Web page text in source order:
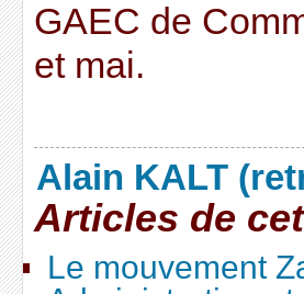
GAEC de
et mai.
Alain KALT
Articles de
Le mouvement